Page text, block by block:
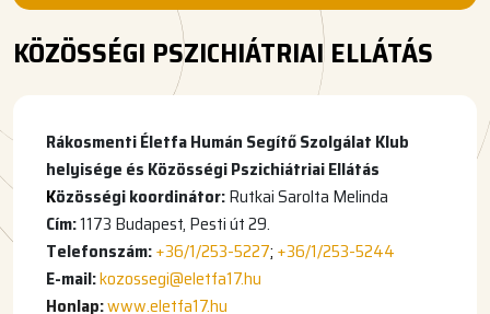
KÖZÖSSÉGI PSZICHIÁTRIAI ELLÁTÁS
Rákosmenti Életfa Humán Segítő Szolgálat Klub
helyisége és Közösségi Pszichiátriai Ellátás
Közösségi koordinátor:Rutkai Sarolta Melinda
Cím:1173 Budapest, Pesti út 29.
Telefonszám:+36/1/253-5227; +36/1/253-5244
E-mail:kozossegi@eletfa17.hu
Honlap:www.eletfa17.hu